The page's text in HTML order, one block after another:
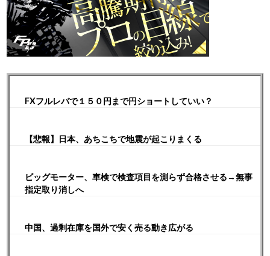
FXフルレバで１５０円まで円ショートしていい？
【悲報】日本、あちこちで地震が起こりまくる
ビッグモーター、車検で検査項目を測らず合格させる→無事
指定取り消しへ
中国、過剰在庫を国外で安く売る動き広がる